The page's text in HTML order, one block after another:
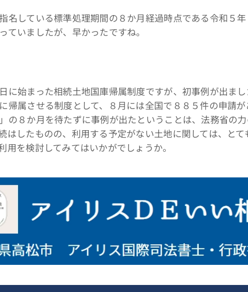
名している標準処理期間の８か月経過時点である令和５
ていましたが、早かったですね。
に始まった相続土地国庫帰属制度ですが、初事例が出ま
帰属させる制度として、８月には全国で８８５件の申請
の８か月を待たずに事例が出たということは、法務省の
はしたものの、利用する予定がない土地に関しては、と
用を検討してみてはいかがでしょうか。